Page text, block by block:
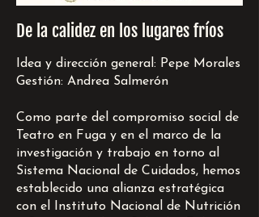
De la calidez en los lugares fríos
Idea y dirección general: Pepe Morales
Gestión: Andrea Salmerón
Como parte del compromiso social de
Teatro en Fuga y en el marco de la
investigación y trabajo en torno al
Sistema Nacional de Cuidados, hemos
establecido una alianza estratégica
con el Instituto Nacional de Nutrición